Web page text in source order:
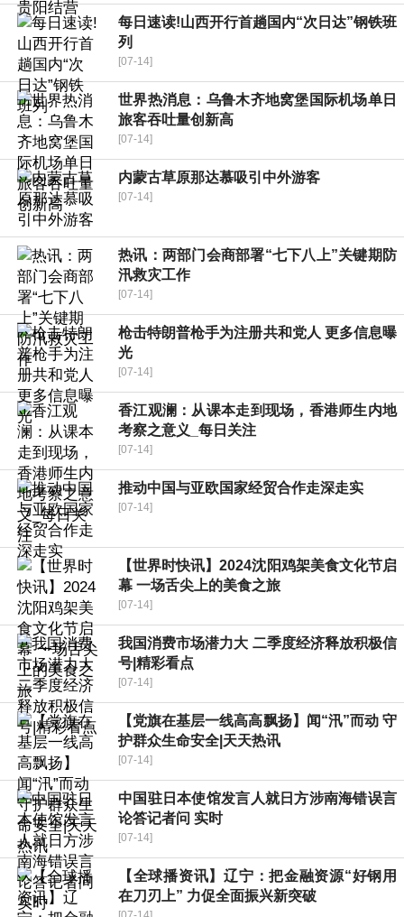
每日速读!山西开行首趟国内“次日达”钢铁班
列
[07-14]
世界热消息：乌鲁木齐地窝堡国际机场单日
旅客吞吐量创新高
[07-14]
内蒙古草原那达慕吸引中外游客
[07-14]
热讯：两部门会商部署“七下八上”关键期防
汛救灾工作
[07-14]
枪击特朗普枪手为注册共和党人 更多信息曝
光
[07-14]
香江观澜：从课本走到现场，香港师生内地
考察之意义_每日关注
[07-14]
推动中国与亚欧国家经贸合作走深走实
[07-14]
【世界时快讯】2024沈阳鸡架美食文化节启
幕 一场舌尖上的美食之旅
[07-14]
我国消费市场潜力大 二季度经济释放积极信
号|精彩看点
[07-14]
【党旗在基层一线高高飘扬】闻“汛”而动 守
护群众生命安全|天天热讯
[07-14]
中国驻日本使馆发言人就日方涉南海错误言
论答记者问 实时
[07-14]
【全球播资讯】辽宁：把金融资源“好钢用
在刀刃上” 力促全面振兴新突破